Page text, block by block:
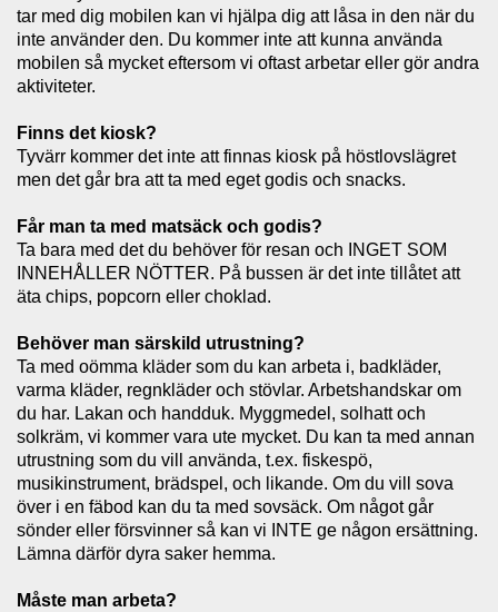
tar med dig mobilen kan vi hjälpa dig att låsa in den när du
inte använder den. Du kommer inte att kunna använda
mobilen så mycket eftersom vi oftast arbetar eller gör andra
aktiviteter.
Finns det kiosk?
Tyvärr kommer det inte att finnas kiosk på höstlovslägret
men det går bra att ta med eget godis och snacks.
Får man ta med matsäck och godis?
Ta bara med det du behöver för resan och INGET SOM
INNEHÅLLER NÖTTER. På bussen är det inte tillåtet att
äta chips, popcorn eller choklad.
Behöver man särskild utrustning?
Ta med oömma kläder som du kan arbeta i, badkläder,
varma kläder, regnkläder och stövlar. Arbetshandskar om
du har. Lakan och handduk. Myggmedel, solhatt och
solkräm, vi kommer vara ute mycket. Du kan ta med annan
utrustning som du vill använda, t.ex. fiskespö,
musikinstrument, brädspel, och likande. Om du vill sova
över i en fäbod kan du ta med sovsäck. Om något går
sönder eller försvinner så kan vi INTE ge någon ersättning.
Lämna därför dyra saker hemma.
Måste man arbeta?